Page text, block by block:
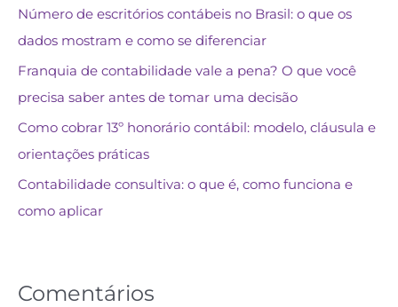
Número de escritórios contábeis no Brasil: o que os
dados mostram e como se diferenciar
Franquia de contabilidade vale a pena? O que você
precisa saber antes de tomar uma decisão
Como cobrar 13º honorário contábil: modelo, cláusula e
orientações práticas
Contabilidade consultiva: o que é, como funciona e
como aplicar
Comentários